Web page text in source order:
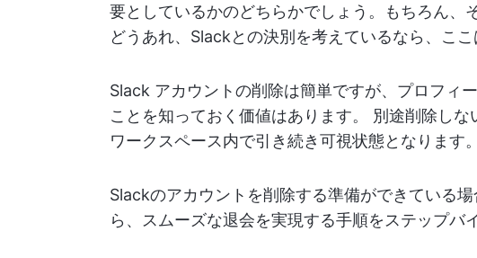
要としているかのどちらかでしょう。もちろん、
どうあれ、Slackとの決別を考えているなら、ここ
Slack アカウントの削除は簡単ですが、プロフィ
ことを知っておく価値はあります。 別途削除し
ワークスペース内で引き続き可視状態となります。
Slackのアカウントを削除する準備ができている
ら、スムーズな退会を実現する手順をステップバ